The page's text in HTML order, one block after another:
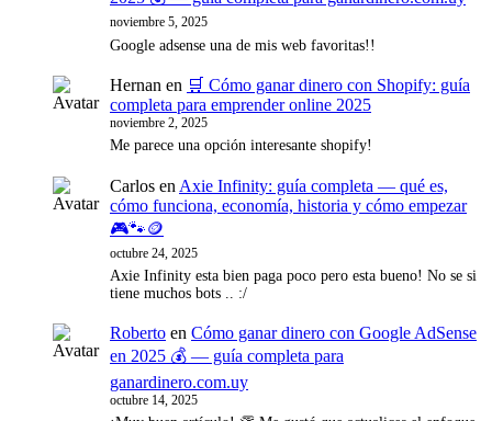
noviembre 5, 2025
Google adsense una de mis web favoritas!!
Hernan en 🛒 Cómo ganar dinero con Shopify: guía
completa para emprender online 2025
noviembre 2, 2025
Me parece una opción interesante shopify!
Carlos en Axie Infinity: guía completa — qué es,
cómo funciona, economía, historia y cómo empezar
🎮🐾🪙
octubre 24, 2025
Axie Infinity esta bien paga poco pero esta bueno! No se si
tiene muchos bots .. :/
Roberto en Cómo ganar dinero con Google AdSense
en 2025 💰 — guía completa para
ganardinero.com.uy
octubre 14, 2025